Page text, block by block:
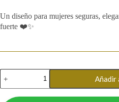
Un diseño para mujeres seguras,
fuerte ❤️✨
Vestidos
de
gala
cantidad
Añadir